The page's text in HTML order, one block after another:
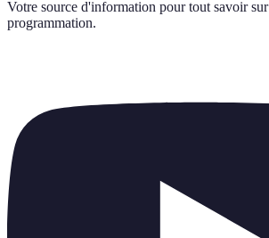
Votre source d'information pour tout savoir sur
programmation.